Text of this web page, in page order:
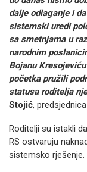
dalje odlaganje i
sistemski uredi
sa smetnjama u
narodnim
Bojanu
početka pružili
statusa roditelja
Stojić,
Roditelji su istakli
RS ostvaruju
sistemsko rješenje.